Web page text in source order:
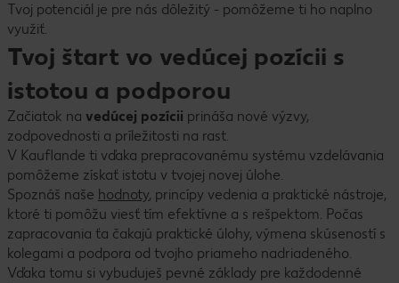
Tvoj potenciál je pre nás dôležitý - pomôžeme ti ho naplno
využiť.
Tvoj štart vo vedúcej pozícii s
istotou a podporou
Začiatok na vedúcej pozícii prináša nové výzvy,
zodpovednosti a príležitosti na rast.
V Kauflande ti vďaka prepracovanému systému vzdelávania
pomôžeme získať istotu v tvojej novej úlohe.
Spoznáš naše hodnoty, princípy vedenia a praktické nástroje,
ktoré ti pomôžu viesť tím efektívne a s rešpektom. Počas
zapracovania ťa čakajú praktické úlohy, výmena skúseností s
kolegami a podpora od tvojho priameho nadriadeného.
Vďaka tomu si vybuduješ pevné základy pre každodenné